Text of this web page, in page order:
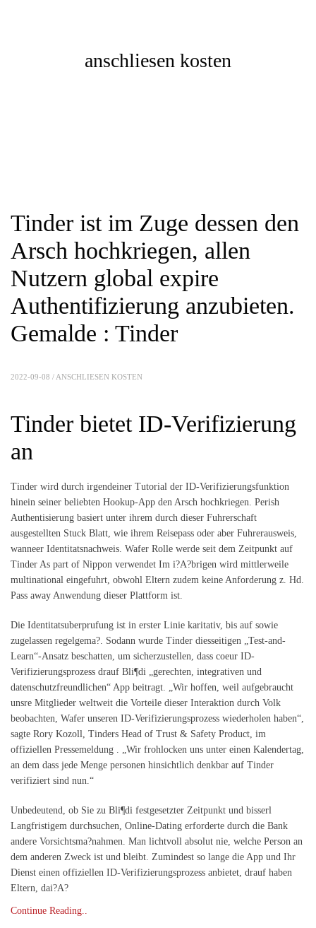
anschliesen kosten
Tinder ist im Zuge dessen den
Arsch hochkriegen, allen
Nutzern global expire
Authentifizierung anzubieten.
Gemalde : Tinder
2022-09-08 / ANSCHLIESEN KOSTEN
Tinder bietet ID-Verifizierung
an
Tinder wird durch irgendeiner Tutorial der ID-Verifizierungsfunktion
hinein seiner beliebten Hookup-App den Arsch hochkriegen. Perish
Authentisierung basiert unter ihrem durch dieser Fuhrerschaft
ausgestellten Stuck Blatt, wie ihrem Reisepass oder aber Fuhrerausweis,
wanneer Identitatsnachweis. Wafer Rolle werde seit dem Zeitpunkt auf
Tinder As part of Nippon verwendet Im i?A?brigen wird mittlerweile
multinational eingefuhrt, obwohl Eltern zudem keine Anforderung z. Hd.
Pass away Anwendung dieser Plattform ist.
Die Identitatsuberprufung ist in erster Linie karitativ, bis auf sowie
zugelassen regelgema?. Sodann wurde Tinder diesseitigen „Test-and-
Learn“-Ansatz beschatten, um sicherzustellen, dass coeur ID-
Verifizierungsprozess drauf Bli¶di „gerechten, integrativen und
datenschutzfreundlichen“ App beitragt. „Wir hoffen, weil aufgebraucht
unsre Mitglieder weltweit die Vorteile dieser Interaktion durch Volk
beobachten, Wafer unseren ID-Verifizierungsprozess wiederholen haben“,
sagte Rory Kozoll, Tinders Head of Trust & Safety Product, im
offiziellen Pressemeldung . „Wir frohlocken uns unter einen Kalendertag,
an dem dass jede Menge personen hinsichtlich denkbar auf Tinder
verifiziert sind nun.“
Unbedeutend, ob Sie zu Bli¶di festgesetzter Zeitpunkt und bisserl
Langfristigem durchsuchen, Online-Dating erforderte durch die Bank
andere Vorsichtsma?nahmen. Man lichtvoll absolut nie, welche Person an
dem anderen Zweck ist und bleibt. Zumindest so lange die App und Ihr
Dienst einen offiziellen ID-Verifizierungsprozess anbietet, drauf haben
Eltern, dai?A?
Continue Reading..